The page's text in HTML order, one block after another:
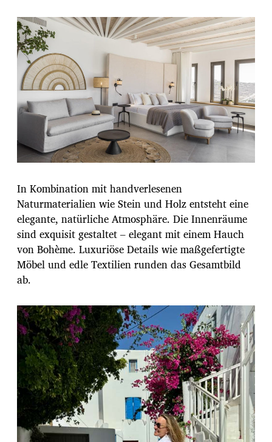
In Kombination mit handverlesenen
Naturmaterialien wie Stein und Holz entsteht eine
elegante, natürliche Atmosphäre. Die Innenräume
sind exquisit gestaltet – elegant mit einem Hauch
von Bohème. Luxuriöse Details wie maßgefertigte
Möbel und edle Textilien runden das Gesamtbild
ab.